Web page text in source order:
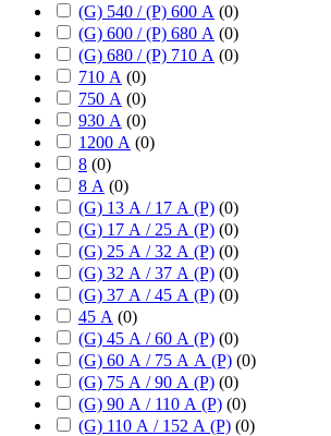
(G) 540 / (P) 600 А (0)
(G) 600 / (P) 680 А (0)
(G) 680 / (P) 710 А (0)
710 А (0)
750 А (0)
930 А (0)
1200 А (0)
8 (0)
8 А (0)
(G) 13 А / 17 А (P) (0)
(G) 17 А / 25 А (P) (0)
(G) 25 А / 32 А (P) (0)
(G) 32 А / 37 А (P) (0)
(G) 37 А / 45 А (P) (0)
45 А (0)
(G) 45 А / 60 А (P) (0)
(G) 60 А / 75 А А (P) (0)
(G) 75 А / 90 А (P) (0)
(G) 90 А / 110 А (P) (0)
(G) 110 А / 152 А (P) (0)